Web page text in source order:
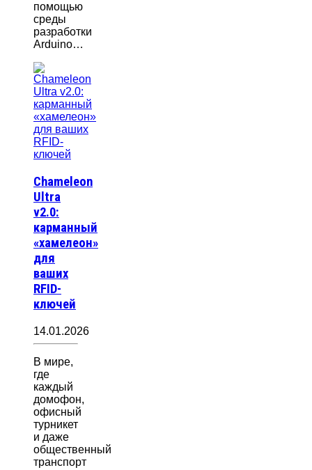
помощью
среды
разработки
Arduino…
Chameleon
Ultra
v2.0:
карманный
«хамелеон»
для
ваших
RFID-
ключей
14.01.2026
В мире,
где
каждый
домофон,
офисный
турникет
и даже
общественный
транспорт